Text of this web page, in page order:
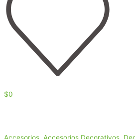
$0
Accesorios, Accesorios Decorativos,